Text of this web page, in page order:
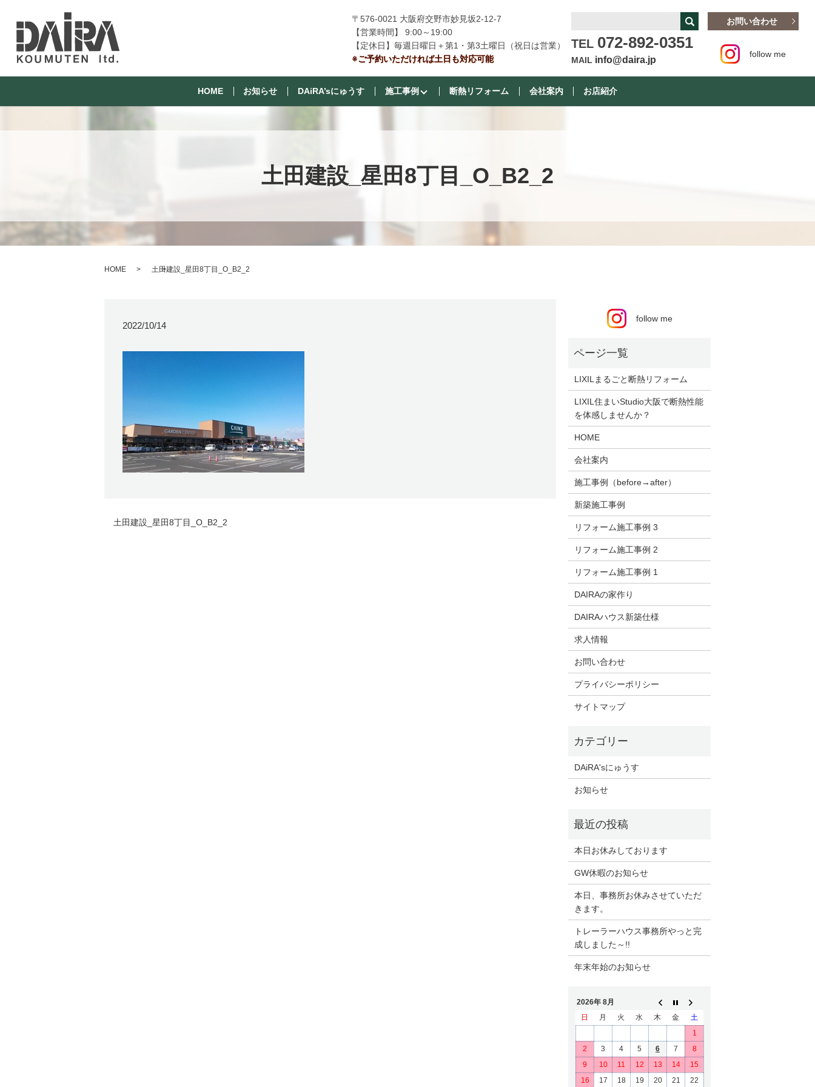
〒576-0021 大阪府交野市妙見坂2-12-7
【営業時間】 9:00～19:00
【定休日】毎週日曜日＋第1・第3土曜日（祝日は営業）
※ご予約いただければ土日も対応可能
TEL 072-892-0351
MAIL info@daira.jp
お問い合わせ
follow me
HOME お知らせ DAiRA’sにゅうす 施工事例 断熱リフォーム 会社案内 お店紹介
土田建設_星田8丁目_O_B2_2
HOME 土田建設_星田8丁目_O_B2_2
2022/10/14
土田建設_星田8丁目_O_B2_2
follow me
LIXILまるごと断熱リフォーム
LIXIL住まいStudio大阪で断熱性能
を体感しませんか？
HOME
会社案内
施工事例（before→after）
新築施工事例
リフォーム施工事例 3
リフォーム施工事例 2
リフォーム施工事例 1
DAIRAの家作り
DAIRAハウス新築仕様
求人情報
お問い合わせ
プライバシーポリシー
サイトマップ
DAiRA'sにゅうす
お知らせ
本日お休みしております
GW休暇のお知らせ
本日、事務所お休みさせていただ
きます。
トレーラーハウス事務所やっと完
成しました～!!
年末年始のお知らせ
2026年 8月
日
月 火 水 木 金
土
1
2
3 4 5 6 7
8
9
10 11 12 13 14
15
16
17 18 19 20 21 22